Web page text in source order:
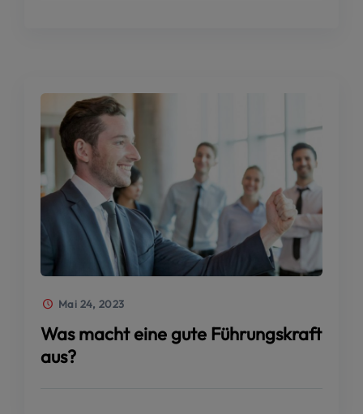
Mai 24, 2023
Was macht eine gute Führungskraft
aus?